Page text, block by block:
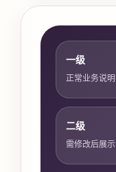
一级
正常业务说明
二级
需修改后展示